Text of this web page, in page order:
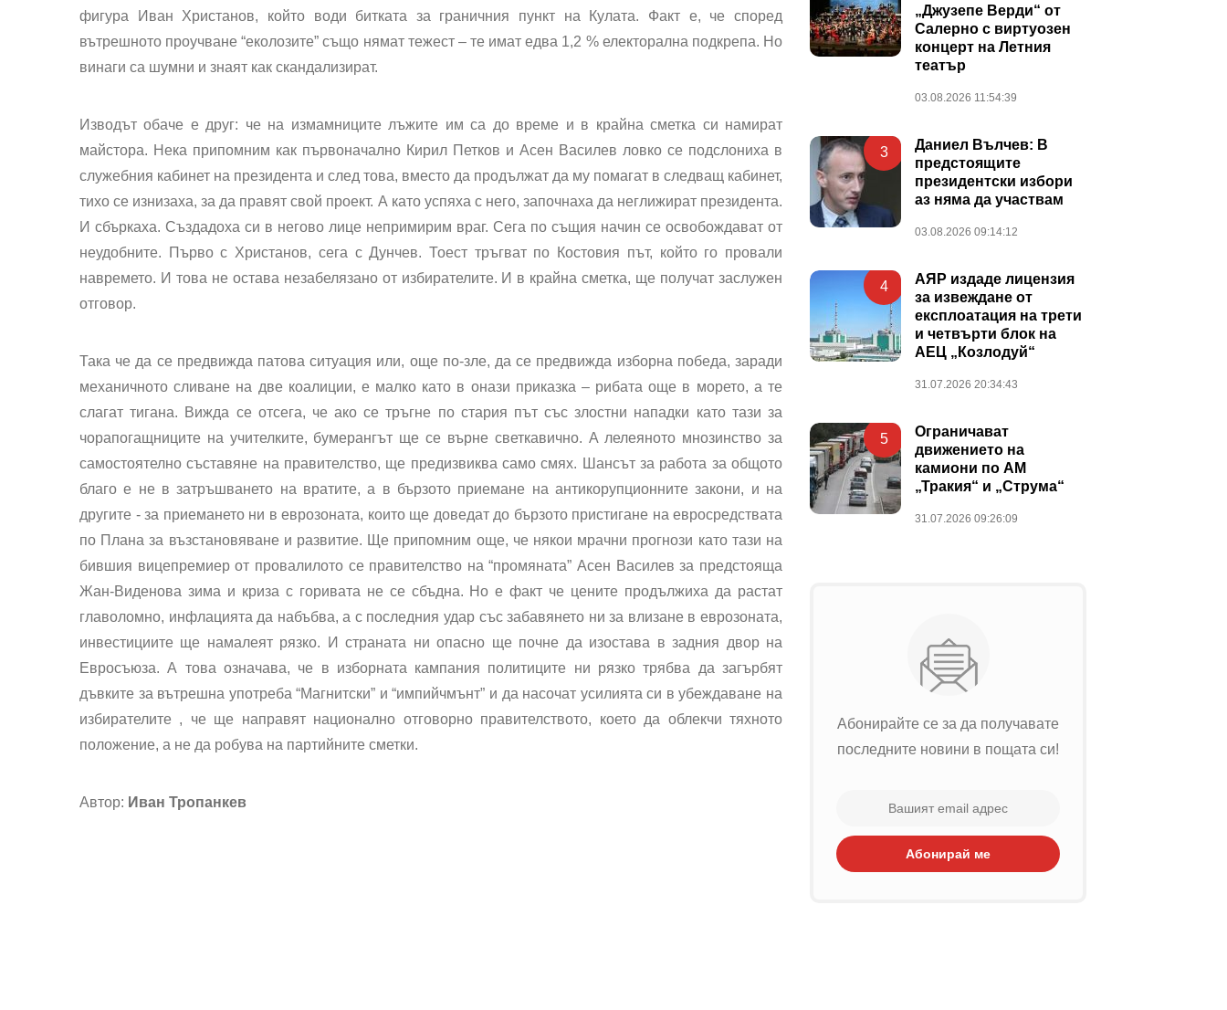
фигура Иван Христанов, който води битката за граничния пункт на Кулата. Факт е, че според
вътрешното проучване “еколозите” също нямат тежест – те имат едва 1,2 % електорална подкрепа. Но
винаги са шумни и знаят как скандализират.
Изводът обаче е друг: че на измамниците лъжите им са до време и в крайна сметка си намират
майстора. Нека припомним как първоначално Кирил Петков и Асен Василев ловко се подслониха в
служебния кабинет на президента и след това, вместо да продължат да му помагат в следващ кабинет,
тихо се изнизаха, за да правят свой проект. А като успяха с него, започнаха да неглижират президента.
И сбъркаха. Създадоха си в негово лице непримирим враг. Сега по същия начин се освобождават от
неудобните. Първо с Христанов, сега с Дунчев. Тоест тръгват по Костовия път, който го провали
навремето. И това не остава незабелязано от избирателите. И в крайна сметка, ще получат заслужен
отговор.
Така че да се предвижда патова ситуация или, още по-зле, да се предвижда изборна победа, заради
механичното сливане на две коалиции, е малко като в онази приказка – рибата още в морето, а те
слагат тигана. Вижда се отсега, че ако се тръгне по стария път със злостни нападки като тази за
чорапогащниците на учителките, бумерангът ще се върне светкавично. А лелеяното мнозинство за
самостоятелно съставяне на правителство, ще предизвиква само смях. Шансът за работа за общото
благо е не в затръшването на вратите, а в бързото приемане на антикорупционните закони, и на
другите - за приемането ни в еврозоната, които ще доведат до бързото пристигане на евросредствата
по Плана за възстановяване и развитие. Ще припомним още, че някои мрачни прогнози като тази на
бившия вицепремиер от провалилото се правителство на “промяната” Асен Василев за предстояща
Жан-Виденова зима и криза с горивата не се сбъдна. Но е факт че цените продължиха да растат
главоломно, инфлацията да набъбва, а с последния удар със забавянето ни за влизане в еврозоната,
инвестициите ще намалеят рязко. И страната ни опасно ще почне да изостава в задния двор на
Евросъюза. А това означава, че в изборната кампания политиците ни рязко трябва да загърбят
дъвките за вътрешна употреба “Магнитски” и “импийчмънт” и да насочат усилията си в убеждаване на
избирателите , че ще направят национално отговорно правителството, което да облекчи тяхното
положение, а не да робува на партийните сметки.
Автор: Иван Тропанкев
„Джузепе Верди“ от
Салерно с виртуозен
концерт на Летния
театър
03.08.2026 11:54:39
3
Даниел Вълчев: В
предстоящите
президентски избори
аз няма да участвам
03.08.2026 09:14:12
4
АЯР издаде лицензия
за извеждане от
експлоатация на трети
и четвърти блок на
АЕЦ „Козлодуй“
31.07.2026 20:34:43
5
Ограничават
движението на
камиони по АМ
„Тракия“ и „Струма“
31.07.2026 09:26:09
Абонирайте се за да получавате
последните новини в пощата си!
Абонирай ме